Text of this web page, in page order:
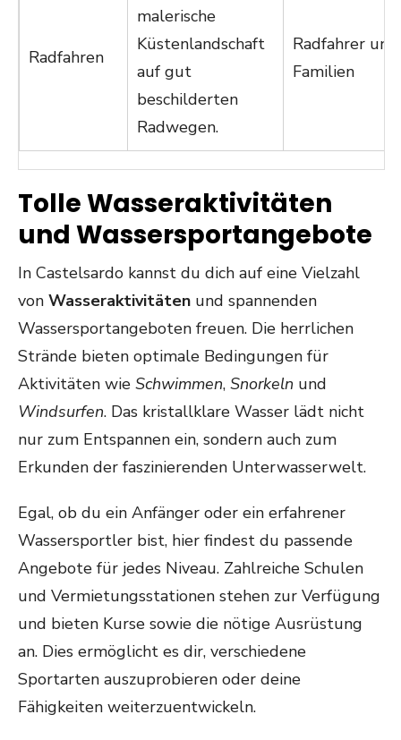
Radfahren
malerische
Küstenlandschaft
auf gut
beschilderten
Radwegen.
Radfahrer und
Familien
Tolle Wasseraktivitäten
und Wassersportangebote
In Castelsardo kannst du dich auf eine Vielzahl
von Wasseraktivitäten und spannenden
Wassersportangeboten freuen. Die herrlichen
Strände bieten optimale Bedingungen für
Aktivitäten wie Schwimmen, Snorkeln und
Windsurfen. Das kristallklare Wasser lädt nicht
nur zum Entspannen ein, sondern auch zum
Erkunden der faszinierenden Unterwasserwelt.
Egal, ob du ein Anfänger oder ein erfahrener
Wassersportler bist, hier findest du passende
Angebote für jedes Niveau. Zahlreiche Schulen
und Vermietungsstationen stehen zur Verfügung
und bieten Kurse sowie die nötige Ausrüstung
an. Dies ermöglicht es dir, verschiedene
Sportarten auszuprobieren oder deine
Fähigkeiten weiterzuentwickeln.